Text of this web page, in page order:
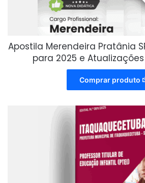
Apostila Merendeira Pratânia
para 2025 e
Comprar produto